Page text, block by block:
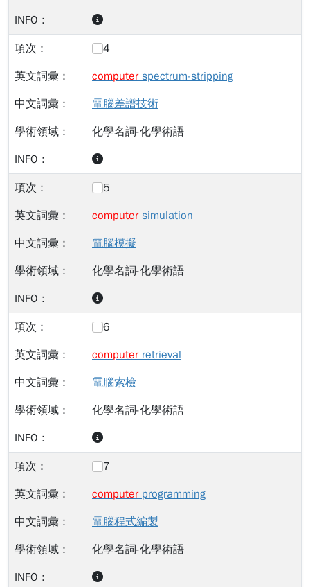
4
computerspectrum-stripping
電腦差譜技術
化學名詞-化學術語
5
computersimulation
電腦模擬
化學名詞-化學術語
6
computerretrieval
電腦索檢
化學名詞-化學術語
7
computerprogramming
電腦程式編製
化學名詞-化學術語